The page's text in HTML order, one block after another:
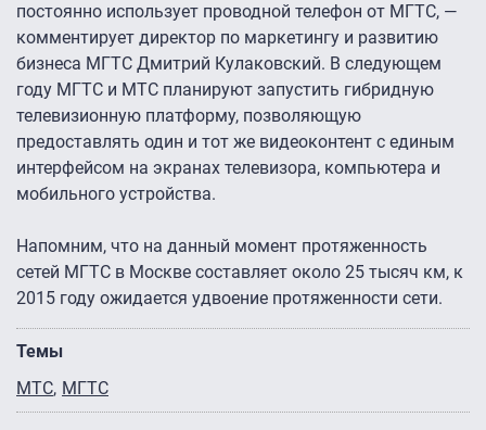
постоянно использует проводной телефон от МГТС, —
комментирует директор по маркетингу и развитию
бизнеса МГТС Дмитрий Кулаковский. В следующем
году МГТС и МТС планируют запустить гибридную
телевизионную платформу, позволяющую
предоставлять один и тот же видеоконтент с единым
интерфейсом на экранах телевизора, компьютера и
мобильного устройства.
Напомним, что на данный момент протяженность
сетей МГТС в Москве составляет около 25 тысяч км, к
2015 году ожидается удвоение протяженности сети.
Темы
МТС МГТС